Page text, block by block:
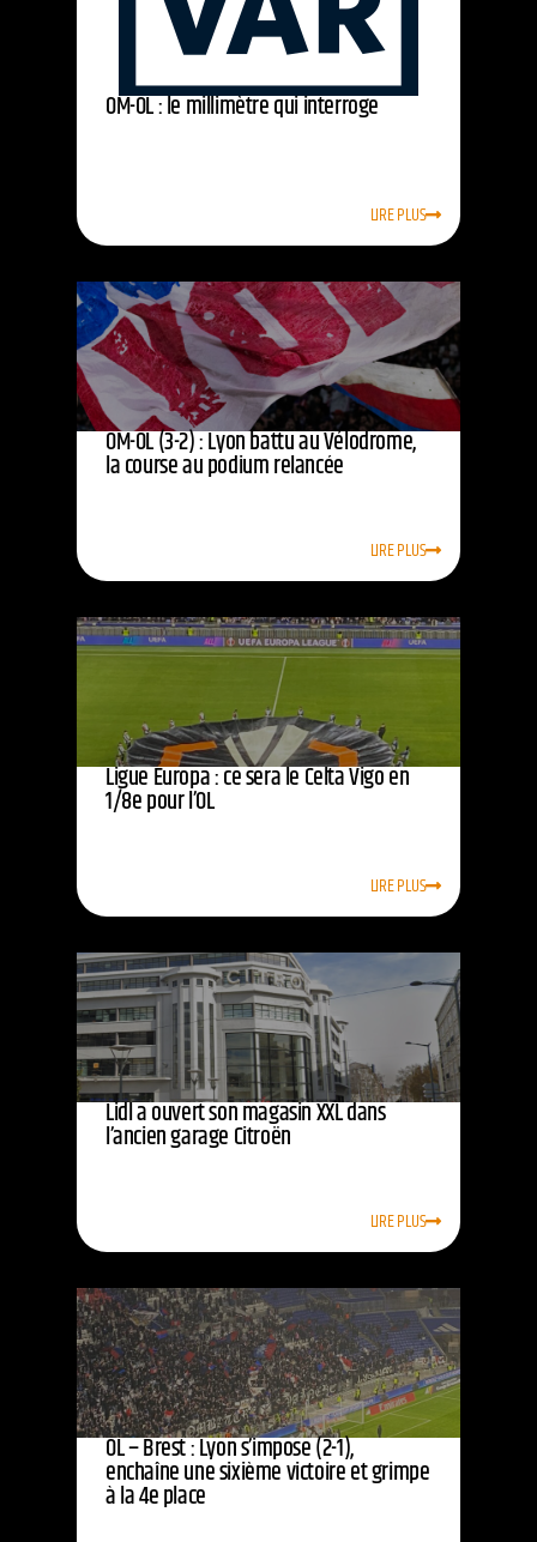
OM-OL : le millimètre qui interroge
LIRE PLUS
OM-OL (3-2) : Lyon battu au Vélodrome,
la course au podium relancée
LIRE PLUS
Ligue Europa : ce sera le Celta Vigo en
1/8e pour l’OL
LIRE PLUS
Lidl a ouvert son magasin XXL dans
l’ancien garage Citroën
LIRE PLUS
OL – Brest : Lyon s’impose (2-1),
enchaîne une sixième victoire et grimpe
à la 4e place